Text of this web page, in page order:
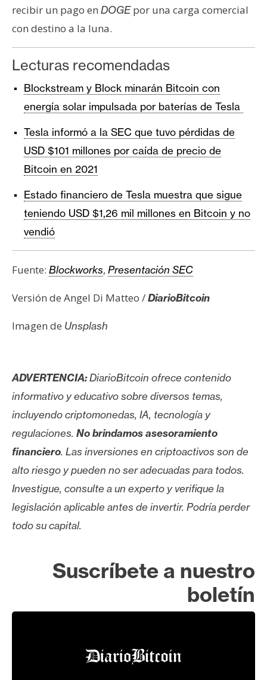
recibir un pago en DOGEpor una carga comercial
con destino a la luna.
Lecturas recomendadas
Blockstream y Block minarán Bitcoin con
energía solar impulsada por baterías de Tesla
Tesla informó a la SEC que tuvo pérdidas de
USD $101 millones por caída de precio de
Bitcoin en 2021
Estado financiero de Tesla muestra que sigue
teniendo USD $1,26 mil millones en Bitcoin y no
vendió
Fuente: Blockworks, Presentación SEC
Versión de Angel Di Matteo /DiarioBitcoin
Imagen de Unsplash
ADVERTENCIA:DiarioBitcoin ofrece contenido
informativo y educativo sobre diversos temas,
incluyendo criptomonedas, IA, tecnología y
regulaciones. No brindamos asesoramiento
financiero. Las inversiones en criptoactivos son de
alto riesgo y pueden no ser adecuadas para todos.
Investigue, consulte a un experto y verifique la
legislación aplicable antes de invertir. Podría perder
todo su capital.
Suscríbete a nuestro
boletín